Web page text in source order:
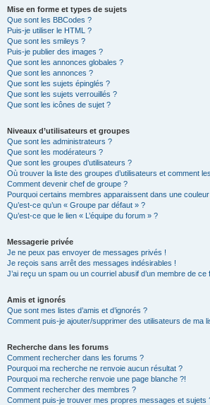
Mise en forme et types de sujets
Que sont les BBCodes ?
Puis-je utiliser le HTML ?
Que sont les smileys ?
Puis-je publier des images ?
Que sont les annonces globales ?
Que sont les annonces ?
Que sont les sujets épinglés ?
Que sont les sujets verrouillés ?
Que sont les icônes de sujet ?
Niveaux d’utilisateurs et groupes
Que sont les administrateurs ?
Que sont les modérateurs ?
Que sont les groupes d’utilisateurs ?
Où trouver la liste des groupes d’utilisateurs et comment
Comment devenir chef de groupe ?
Pourquoi certains membres apparaissent dans une
Qu’est-ce qu’un « Groupe par défaut » ?
Qu’est-ce que le lien « L’équipe du forum » ?
Messagerie privée
Je ne peux pas envoyer de messages privés !
Je reçois sans arrêt des messages indésirables !
J’ai reçu un spam ou un courriel abusif d’un membre de ce
Amis et ignorés
Que sont mes listes d’amis et d’ignorés ?
Comment puis-je ajouter/supprimer des utilisateurs de ma
Recherche dans les forums
Comment rechercher dans les forums ?
Pourquoi ma recherche ne renvoie aucun résultat ?
Pourquoi ma recherche renvoie une page blanche ?!
Comment rechercher des membres ?
Comment puis-je trouver mes propres messages et sujets